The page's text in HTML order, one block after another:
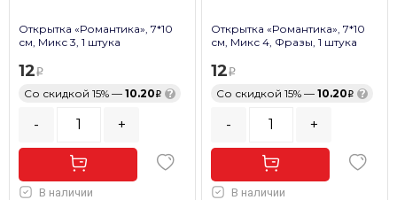
Открытка «Романтика», 7*10
см, Микс 3, 1 штука
12
Со скидкой 15% — 10.20 ?
- +
В наличии
Открытка «Романтика», 7*10
см, Микс 4, Фразы, 1 штука
12
Со скидкой 15% — 10.20 ?
- +
В наличии